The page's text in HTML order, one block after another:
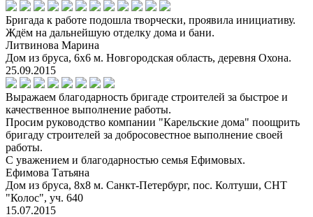
Бригада к работе подошла творчески, проявила инициативу.
Ждём на дальнейшую отделку дома и бани.
Литвинова Марина
Дом из бруса, 6х6 м. Новгородская область, деревня Охона.
25.09.2015
Выражаем благодарность бригаде строителей за быстрое и
качественное выполнение работы.
Просим руководство компании "Карельские дома" поощрить
бригаду строителей за добросовестное выполнение своей
работы.
С уважением и благодарностью семья Ефимовых.
Ефимова Татьяна
Дом из бруса, 8х8 м. Санкт-Петербург, пос. Колтуши, СНТ
"Колос", уч. 640
15.07.2015